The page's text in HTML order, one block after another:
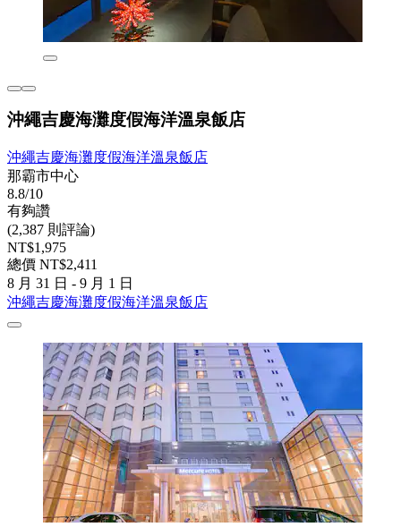
沖繩吉慶海灘度假海洋溫泉飯店
沖繩吉慶海灘度假海洋溫泉飯店
那霸市中心
8.8/10
有夠讚
(2,387 則評論)
NT$1,975
總價 NT$2,411
8 月 31 日 - 9 月 1 日
沖繩吉慶海灘度假海洋溫泉飯店